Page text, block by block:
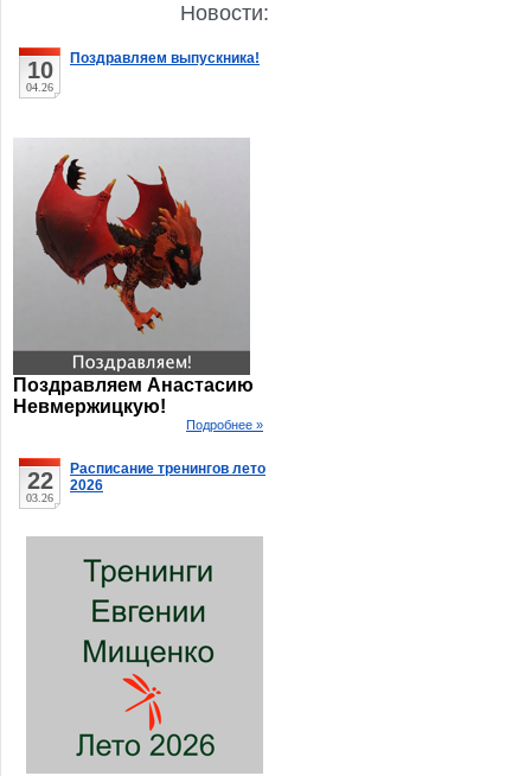
Новости:
Поздравляем выпускника!
10
04.26
Поздравляем Анастасию
Невмержицкую!
Подробнее »
Расписание тренингов лето
2026
22
03.26